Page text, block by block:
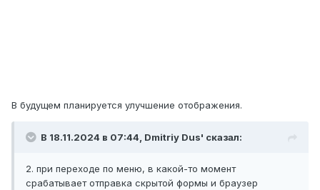
В будущем планируется улучшение отображения.
В 18.11.2024 в 07:44, Dmitriy Dus' сказал:
2. при переходе по меню, в какой-то момент
срабатывает отправка скрытой формы и браузер